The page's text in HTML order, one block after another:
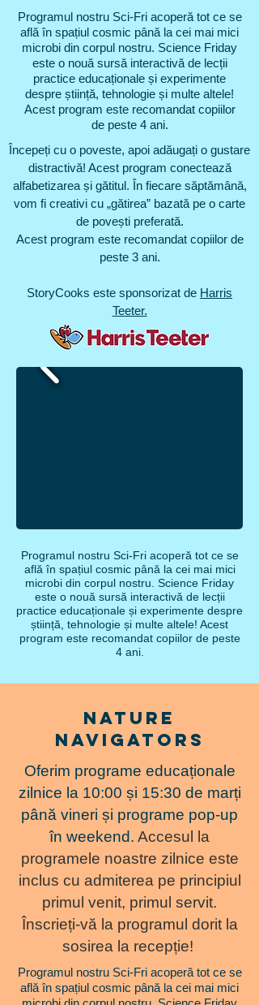
Programul nostru Sci-Fri acoperă tot ce se
află în spațiul cosmic până la cei mai mici
microbi din corpul nostru. Science Friday
este o nouă sursă interactivă de lecții
practice educaționale și experimente
despre știință, tehnologie și multe altele!
Acest program este recomandat copiilor
de peste 4 ani.
Începeți cu o poveste, apoi adăugați o gustare
distractivă! Acest program conectează
alfabetizarea și gătitul. În fiecare săptămână,
vom fi creativi cu „gătirea” bazată pe o carte
de povești preferată.
Acest program este recomandat copiilor de
peste 3 ani.
StoryCooks este sponsorizat de Harris
Teeter.
Programul nostru Sci-Fri acoperă tot ce se
află în spațiul cosmic până la cei mai mici
microbi din corpul nostru. Science Friday
este o nouă sursă interactivă de lecții
practice educaționale și experimente despre
știință, tehnologie și multe altele! Acest
program este recomandat copiilor de peste
4 ani.
Nature
Navigators
Oferim programe educaționale
zilnice la 10:00 și 15:30 de marți
până vineri și programe pop-up
în weekend. Accesul la
programele noastre zilnice este
inclus cu admiterea pe principiul
primul venit, primul servit.
Înscrieți-vă la programul dorit la
sosirea la recepție!
Programul nostru Sci-Fri acoperă tot ce se
află în spațiul cosmic până la cei mai mici